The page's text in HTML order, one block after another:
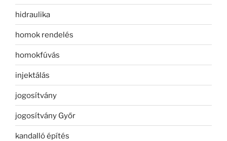
hidraulika
homok rendelés
homokfúvás
injektálás
jogosítvány
jogosítvány Győr
kandalló építés